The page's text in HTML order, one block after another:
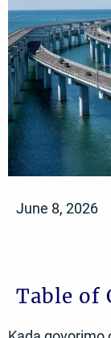
June 8, 2026
Table of